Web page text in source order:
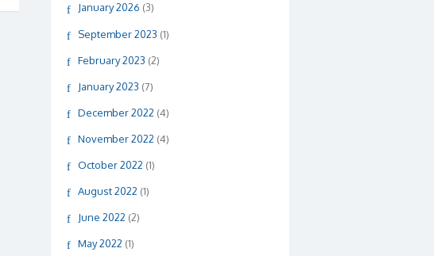
January 2026 (3)
September 2023 (1)
February 2023 (2)
January 2023 (7)
December 2022 (4)
November 2022 (4)
October 2022 (1)
August 2022 (1)
June 2022 (2)
May 2022 (1)